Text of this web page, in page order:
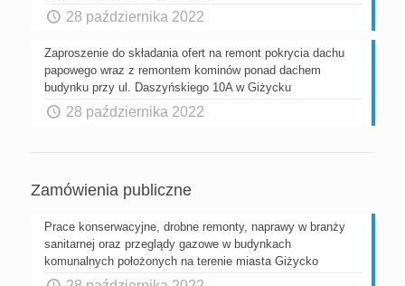
28 października 2022
Zaproszenie do składania ofert na remont pokrycia dachu
papowego wraz z remontem kominów ponad dachem
budynku przy ul. Daszyńskiego 10A w Giżycku
28 października 2022
Zamówienia publiczne
Prace konserwacyjne, drobne remonty, naprawy w branży
sanitarnej oraz przeglądy gazowe w budynkach
komunalnych położonych na terenie miasta Giżycko